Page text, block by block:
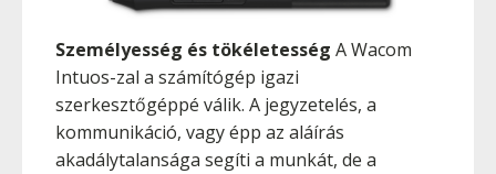
Személyesség és tökéletesség A Wacom
Intuos-zal a számítógép igazi
szerkesztőgéppé válik. A jegyzetelés, a
kommunikáció, vagy épp az aláírás
akadálytalansága segíti a munkát, de a